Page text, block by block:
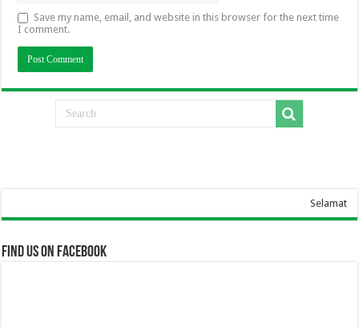
Save my name, email, and website in this browser for the next time
I comment.
Selamat Datang Di Website
Find us on Facebook